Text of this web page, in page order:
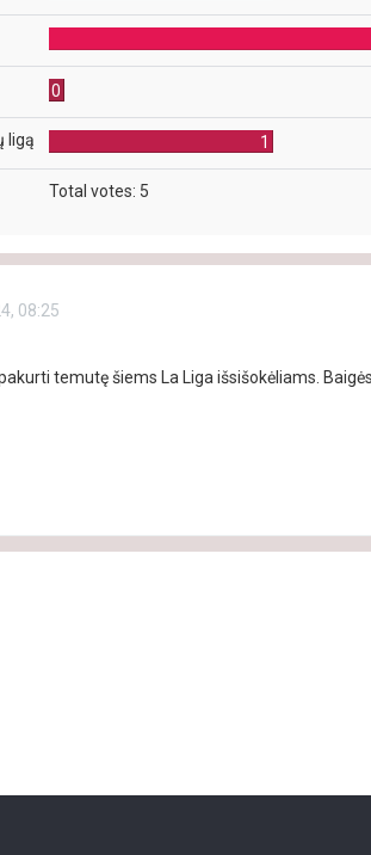
0
ligą 1
Total votes: 5
08:25
temutę šiems La Liga išsišokėliams.